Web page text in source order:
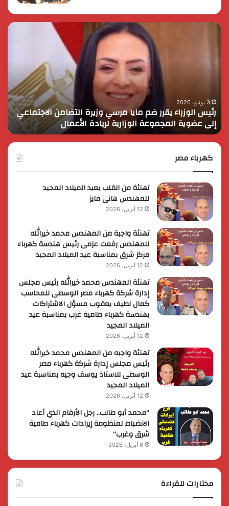
رئيس
التضامن
الاجتماعي
إلى
عضوية
المجموعة
الوزارية
3 يونيو، 2026
رئيس الوزراء يقرر ضم مايا مرسي وزيرة التضامن الاجتماعي
إلى عضوية المجموعة الوزارية لريادة الأعمال
في
كهرباء مصر
تهنئة من القلب بعيد الميلاد المجيد
للمهندس هانى فايز
12 أبريل، 2026
تهنئة واجبة من المهندس محمد خيرالله
للمهندس رفعت عزمى رئيس هندسة كهرباء
مركز شرق بمناسبة عيد الميلاد المجيد
12 أبريل، 2026
تهنئة المهندس محمد خيرالله رئيس مجلس
إدارة شركة كهرباء مصر الوسطى للمحاسب
كمال لطيف يعقوب مسؤل الاشتراكات
بهندسة كهرباء طامية غرب بمناسبة عيد
الميلاد المجيد
12 أبريل، 2026
تهنئة واجبه من المهندس محمد خيرالله
رئيس مجلس إدارة شركة كهرباء مصر
الوسطى للاستاذ يوسف وجيه بمناسبة عيد
الميلاد المجيد
12 أبريل، 2026
“محمد أبو طالب.. رجل الأرقام الذي أعاد
الانضباط لمنظومة إيرادات كهرباء طامية
شرق وغرب”
6 أبريل، 2026
مختارات للقراءة